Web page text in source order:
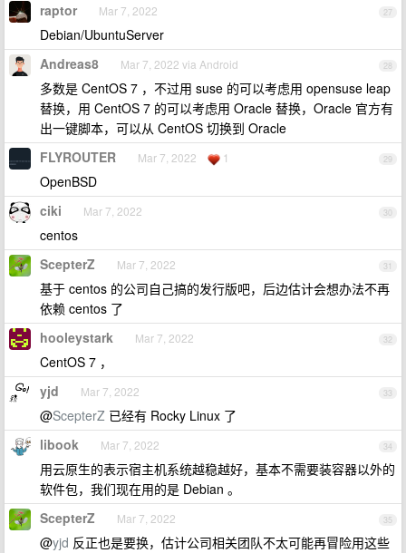
27
raptor Mar 7, 2022
Debian/UbuntuServer
28
Andreas8 Mar 7, 2022 via Android
多数是 CentOS 7 ，不过用 suse 的可以考虑用 opensuse leap
替换，用 CentOS 7 的可以考虑用 Oracle 替换，Oracle 官方有
出一键脚本，可以从 CentOS 切换到 Oracle
29
FLYROUTER Mar 7, 2022 1
OpenBSD
30
ciki Mar 7, 2022
centos
31
ScepterZ Mar 7, 2022
基于 centos 的公司自己搞的发行版吧，后边估计会想办法不再
依赖 centos 了
32
hooleystark Mar 7, 2022
CentOS 7 ，
33
yjd Mar 7, 2022
@ScepterZ 已经有 Rocky Linux 了
34
libook Mar 7, 2022
用云原生的表示宿主机系统越稳越好，基本不需要装容器以外的
软件包，我们现在用的是 Debian 。
35
ScepterZ Mar 7, 2022
@yjd 反正也是要换，估计公司相关团队不太可能再冒险用这些